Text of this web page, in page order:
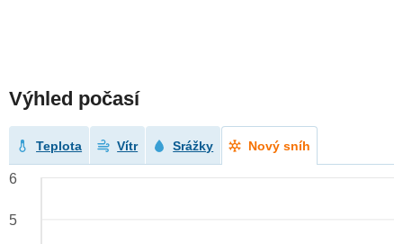
Výhled počasí
Teplota Vítr Srážky Nový sníh
6
5